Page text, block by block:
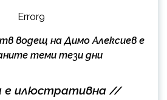
Error9
водещ на Димо Алексиев е
теми тези дни
е илюстративна //